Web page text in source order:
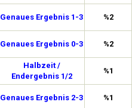
Genaues Ergebnis 1-3 %2
Genaues Ergebnis 0-3 %2
Halbzeit /
Endergebnis 1/2
%1
Genaues Ergebnis 2-3 %1